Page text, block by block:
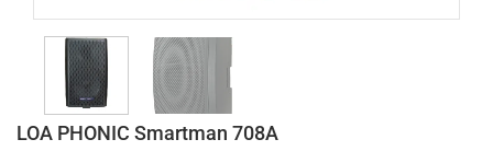
LOA PHONIC Smartman 708A